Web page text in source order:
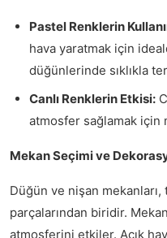
Pastel Renklerin
hava yaratmak için
düğünlerinde sıklıkla
Canlı Renklerin Etkisi:
atmosfer sağlamak için
Mekan Seçimi ve
Düğün ve nişan mekanları,
parçalarından biridir.
atmosferini etkiler. Açık